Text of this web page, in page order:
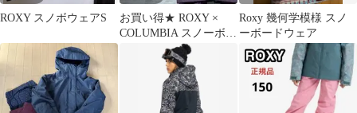
ROXY スノボウェアS
お買い得★ ROXY ×
COLUMBIA スノーボー
ドウェア スキーウェア
Roxy 幾何学模様 スノ
ーボードウェア